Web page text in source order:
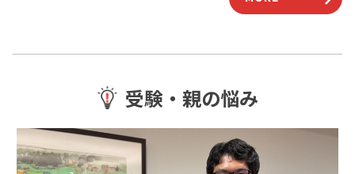
受験・親の悩み